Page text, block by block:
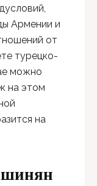
Армении и
от
турецко-
можно
на этом
на